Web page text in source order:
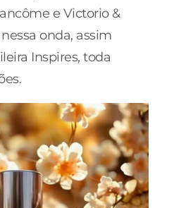
e Victorio &
onda, assim
Inspires, toda